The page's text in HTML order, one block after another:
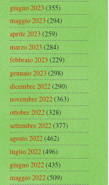
giugno 2023(355)
maggio 2023(294)
aprile 2023(259)
marzo 2023(284)
febbraio 2023(229)
gennaio 2023(298)
dicembre 2022(290)
novembre 2022(363)
ottobre 2022(328)
settembre 2022(377)
agosto 2022(462)
luglio 2022(496)
giugno 2022(435)
maggio 2022(509)